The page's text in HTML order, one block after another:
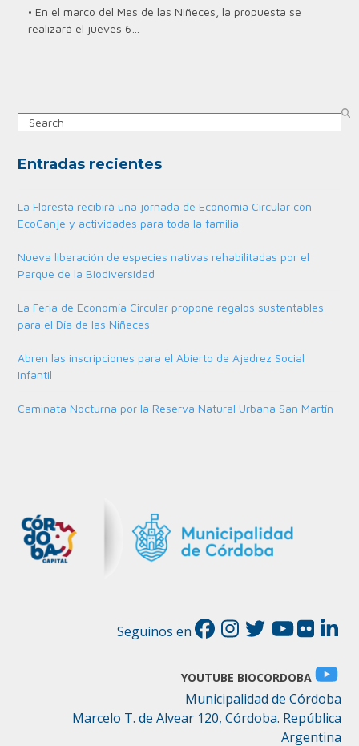
• En el marco del Mes de las Niñeces, la propuesta se
realizará el jueves 6…
Search
Entradas recientes
La Floresta recibirá una jornada de Economía Circular con
EcoCanje y actividades para toda la familia
Nueva liberación de especies nativas rehabilitadas por el
Parque de la Biodiversidad
La Feria de Economía Circular propone regalos sustentables
para el Día de las Niñeces
Abren las inscripciones para el Abierto de Ajedrez Social
Infantil
Caminata Nocturna por la Reserva Natural Urbana San Martín
Seguinos en
YOUTUBE BIOCORDOBA
Municipalidad de Córdoba
Marcelo T. de Alvear 120, Córdoba. República
Argentina